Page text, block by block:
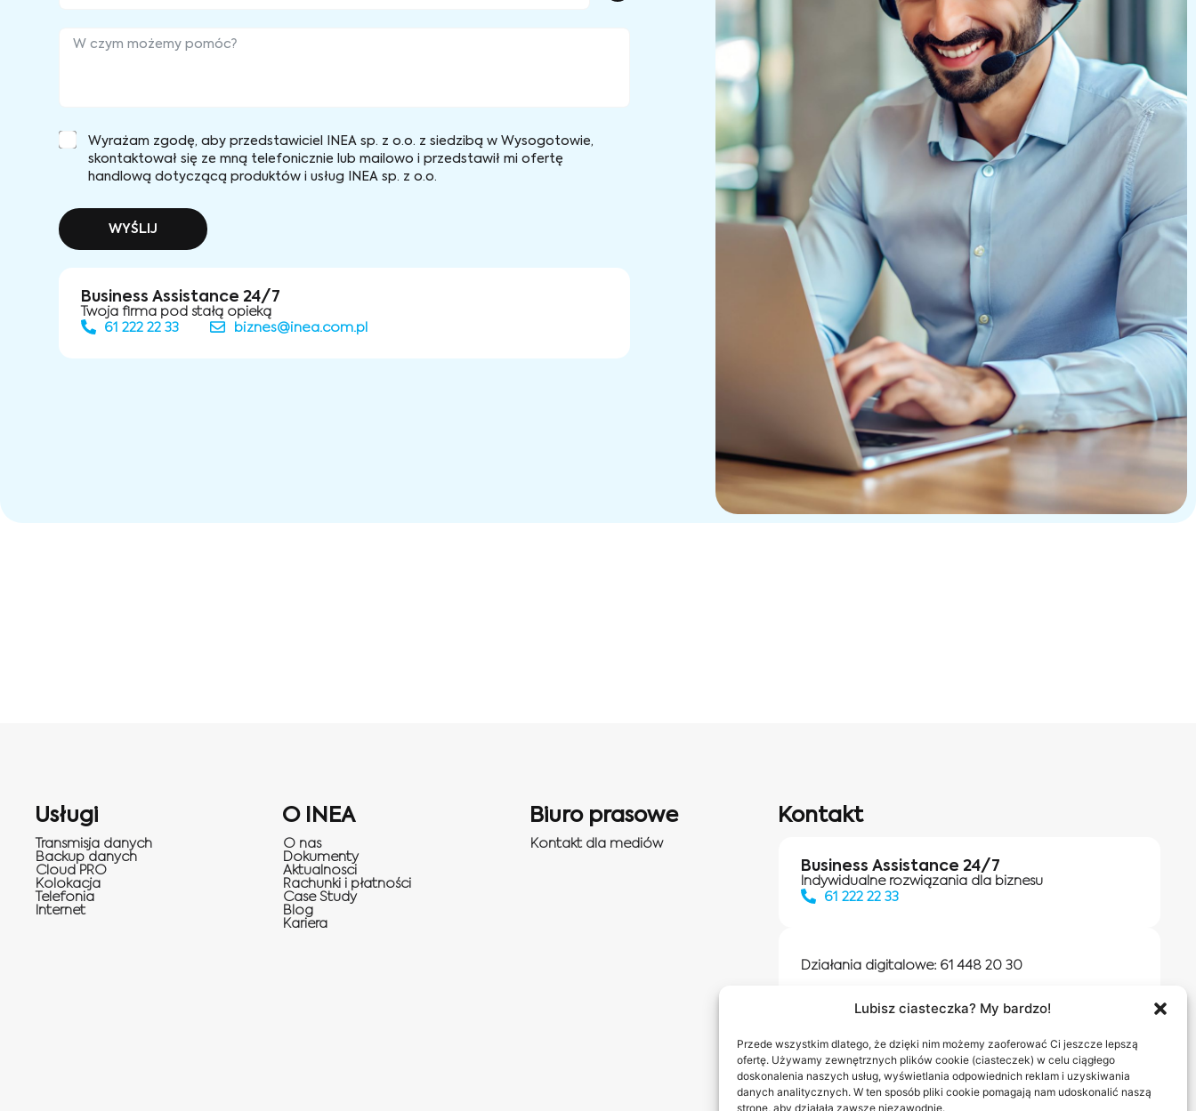
Lubisz ciasteczka? My bardzo!
Przede wszystkim dlatego, że dzięki nim możemy zaoferować Ci jeszcze lepszą
ofertę. Używamy zewnętrznych plików cookie (ciasteczek) w celu ciągłego
doskonalenia naszych usług, wyświetlania odpowiednich reklam i uzyskiwania
danych analitycznych. W ten sposób pliki cookie pomagają nam udoskonalić naszą
stronę, aby działała zawsze niezawodnie.
Wyrażam zgodę, aby przedstawiciel INEA sp. z o.o. z siedzibą w Wysogotowie,
skontaktował się ze mną telefonicznie lub mailowo i przedstawił mi ofertę
handlową dotyczącą produktów i usług INEA sp. z o.o.
WYŚLIJ
Business Assistance 24/7
Twoja firma pod stałą opieką
61 222 22 33
biznes@inea.com.pl
Usługi
Transmisja danych
Backup danych
Cloud PRO
Kolokacja
Telefonia
Internet
O INEA
O nas
Dokumenty
Aktualnosci
Rachunki i płatności
Case Study
Blog
Kariera
Biuro prasowe
Kontakt dla mediów
Kontakt
Business Assistance 24/7
Indywidualne rozwiązania dla biznesu
61 222 22 33
Działania digitalowe: 61 448 20 30
Salony INEA Napisz do nas